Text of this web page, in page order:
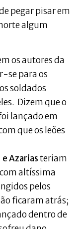
pegar pisar em
algum
os autores da
se para os
soldados
Dizem que o
lançado em
que os leões
Azariasteriam
altíssima
pelos
ficaram atrás;
dentro de